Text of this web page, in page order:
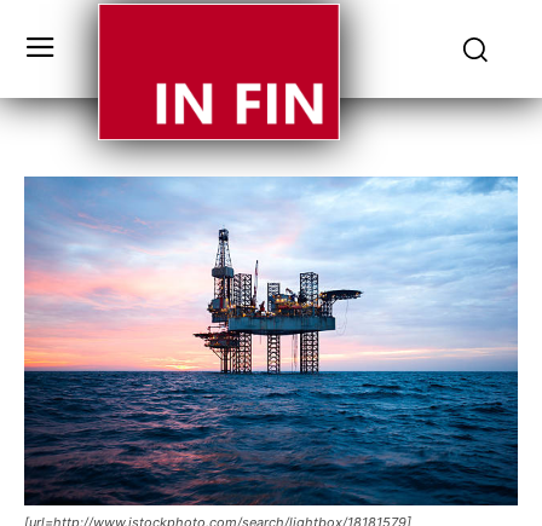
[url=http://www.istockphoto.com/search/lightbox/18181579]